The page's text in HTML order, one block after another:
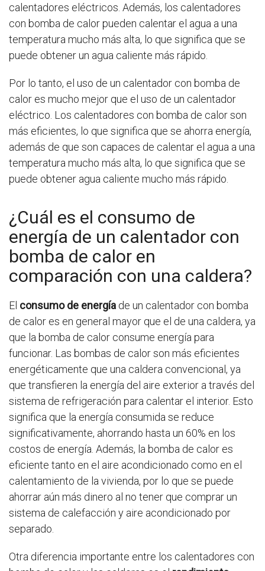
calentadores eléctricos. Además, los calentadores
con bomba de calor pueden calentar el agua a una
temperatura mucho más alta, lo que significa que se
puede obtener un agua caliente más rápido.
Por lo tanto, el uso de un calentador con bomba de
calor es mucho mejor que el uso de un calentador
eléctrico. Los calentadores con bomba de calor son
más eficientes, lo que significa que se ahorra energía,
además de que son capaces de calentar el agua a una
temperatura mucho más alta, lo que significa que se
puede obtener agua caliente mucho más rápido.
¿Cuál es el consumo de
energía de un calentador con
bomba de calor en
comparación con una caldera?
El consumo de energía de un calentador con bomba
de calor es en general mayor que el de una caldera, ya
que la bomba de calor consume energía para
funcionar. Las bombas de calor son más eficientes
energéticamente que una caldera convencional, ya
que transfieren la energía del aire exterior a través del
sistema de refrigeración para calentar el interior. Esto
significa que la energía consumida se reduce
significativamente, ahorrando hasta un 60% en los
costos de energía. Además, la bomba de calor es
eficiente tanto en el aire acondicionado como en el
calentamiento de la vivienda, por lo que se puede
ahorrar aún más dinero al no tener que comprar un
sistema de calefacción y aire acondicionado por
separado.
Otra diferencia importante entre los calentadores con